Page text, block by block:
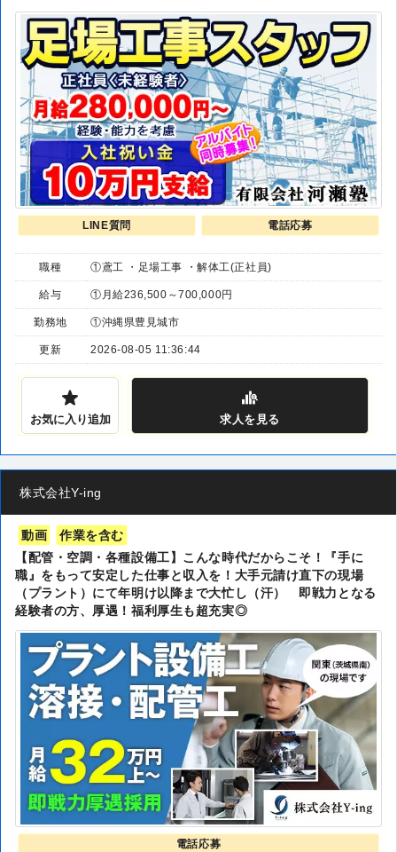
LINE質問 電話応募
職種 ①鳶工 ・足場工事 ・解体工(正社員)
給与 ①月給236,500～700,000円
勤務地 ①沖縄県豊見城市
更新 2026-08-05 11:36:44
お気に入り追加 求人を見る
株式会社Y-ing
動画
作業を含む
【配管・空調・各種設備工】こんな時代だからこそ！『手に
職』をもって安定した仕事と収入を！大手元請け直下の現場
（プラント）にて年明け以降まで大忙し（汗） 即戦力となる
経験者の方、厚遇！福利厚生も超充実◎
電話応募